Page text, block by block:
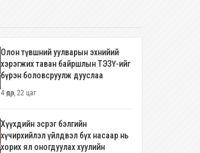
Олон түвшний уулварын эхнийий
хэрэгжих таван байршлын ТЭЗҮ-ийг
бүрэн боловсруулж дууслаа
4 өдөр, 22 цаг
Хүүхдийн эсрэг бэлгийн
хүчирхийлэл үйлдвэл бүх насаар нь
хорих ял оногдуулах хуулийн